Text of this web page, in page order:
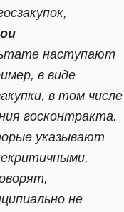
наступают
в виде
в том числе
госконтракта.
указывают
не